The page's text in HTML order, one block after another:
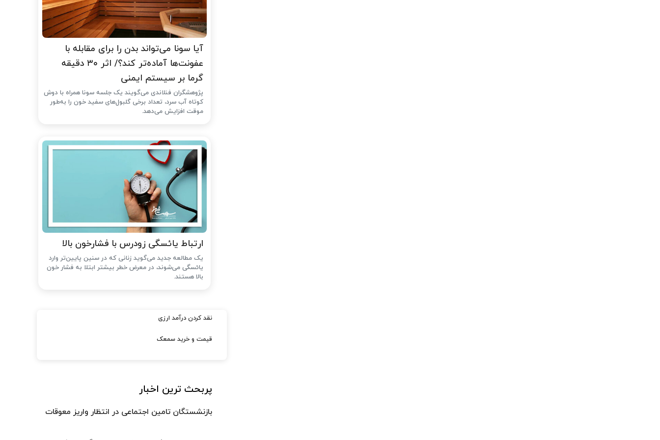
آیا سونا می‌تواند بدن را برای مقابله با
عفونت‌ها آماده‌تر کند؟/ اثر ۳۰ دقیقه
گرما بر سیستم ایمنی
پژوهشگران فنلاندی می‌گویند یک جلسه سونا همراه با دوش
کوتاه آب سرد، تعداد برخی گلبول‌های سفید خون را به‌طور
موقت افزایش می‌دهد.
ارتباط یائسگی زودرس با فشارخون بالا
یک مطالعه جدید می‌گوید زنانی که در سنین پایین‌تر وارد
یائسگی می‌شوند، در معرض خطر بیشتر ابتلا به فشار خون
بالا هستند.
نقد کردن درآمد ارزی
قیمت و خرید سمعک
پربحث ترین اخبار
بازنشستگان تامین اجتماعی در انتظار واریز معوقات